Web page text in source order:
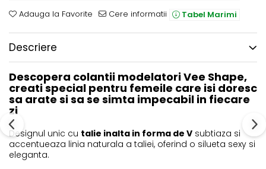
Adauga la Favorite Cere informatii Tabel Marimi
Descriere
Descopera colantii modelatori Vee Shape,
creati special pentru femeile care isi doresc
sa arate si sa se simta impecabil in fiecare
zi
Designul unic cu talie inalta in forma de V subtiaza si
accentueaza linia naturala a taliei, oferind o silueta sexy si
eleganta.